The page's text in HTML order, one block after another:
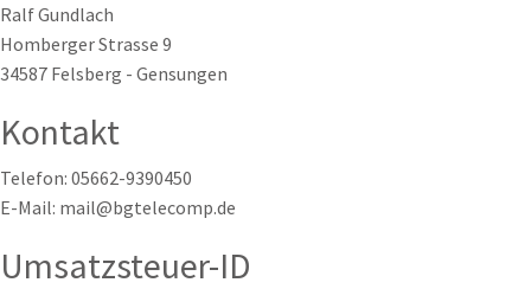
Ralf Gundlach
Homberger Strasse 9
34587 Felsberg - Gensungen
Kontakt
Telefon: 05662-9390450
E-Mail: mail@bgtelecomp.de
Umsatzsteuer-ID